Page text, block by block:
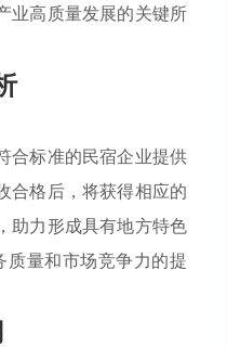
业高质量发展的关键所
合标准的民宿企业提供
合格后，将获得相应的
助力形成具有地方特色
量和市场竞争力的提